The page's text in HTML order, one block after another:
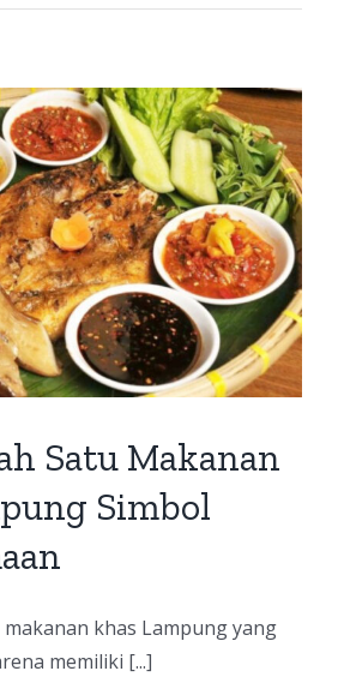
Satu Makanan
Simbol
khas Lampung yang
memiliki [...]